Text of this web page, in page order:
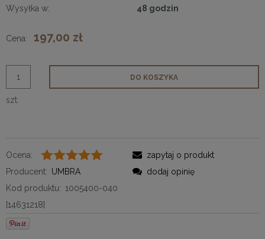
Wysyłka w:
48 godzin
Cena: 197,00 zł
szt.
DO KOSZYKA
Ocena:
Producent: UMBRA
Kod produktu: 1005400-040
[14631218]
zapytaj o produkt
dodaj opinię